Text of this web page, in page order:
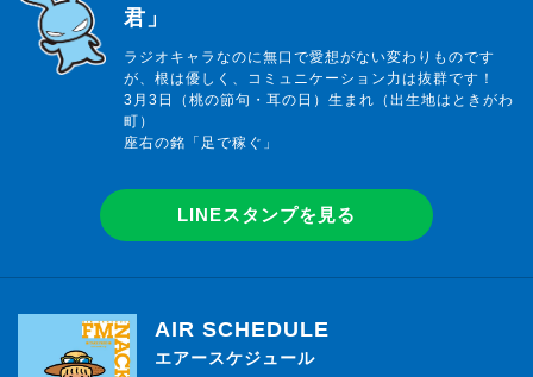
君」
ラジオキャラなのに無口で愛想がない変わりものです
が、根は優しく、コミュニケーション力は抜群です！
3月3日（桃の節句・耳の日）生まれ（出生地はときがわ
町）
座右の銘「足で稼ぐ」
LINEスタンプを見る
AIR SCHEDULE
エアースケジュール